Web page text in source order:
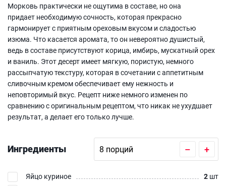
Морковь практически не ощутима в составе, но она
придает необходимую сочность, которая прекрасно
гармонирует с приятным ореховым вкусом и сладостью
изюма. Что касается аромата, то он невероятно душистый,
ведь в составе присутствуют корица, имбирь, мускатный орех
и ваниль. Этот десерт имеет мягкую, пористую, немного
рассыпчатую текстуру, которая в сочетании с аппетитным
сливочным кремом обеспечивает ему нежность и
неповторимый вкус. Рецепт ниже немного изменен по
сравнению с оригинальным рецептом, что никак не ухудшает
результат, а делает его только лучше.
Ингредиенты – +
Яйцо куриное 2 шт